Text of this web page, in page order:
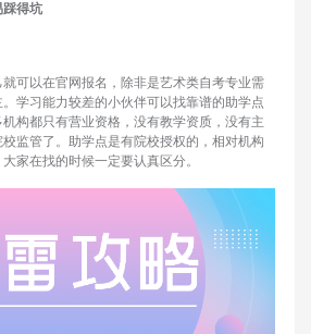
踩得坑
可以在官网报名，除非是艺术类自考专业需
学习能力较差的小伙伴可以找靠谱的助学点
构都只有营业资格，没有教学资质，没有主
监管了。助学点是有院校授权的，相对机构
家在找的时候一定要认真区分。